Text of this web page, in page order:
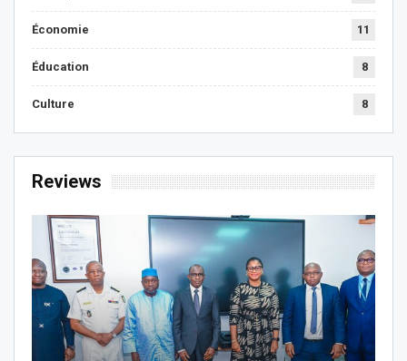
Économie 11
Éducation 8
Culture 8
Reviews